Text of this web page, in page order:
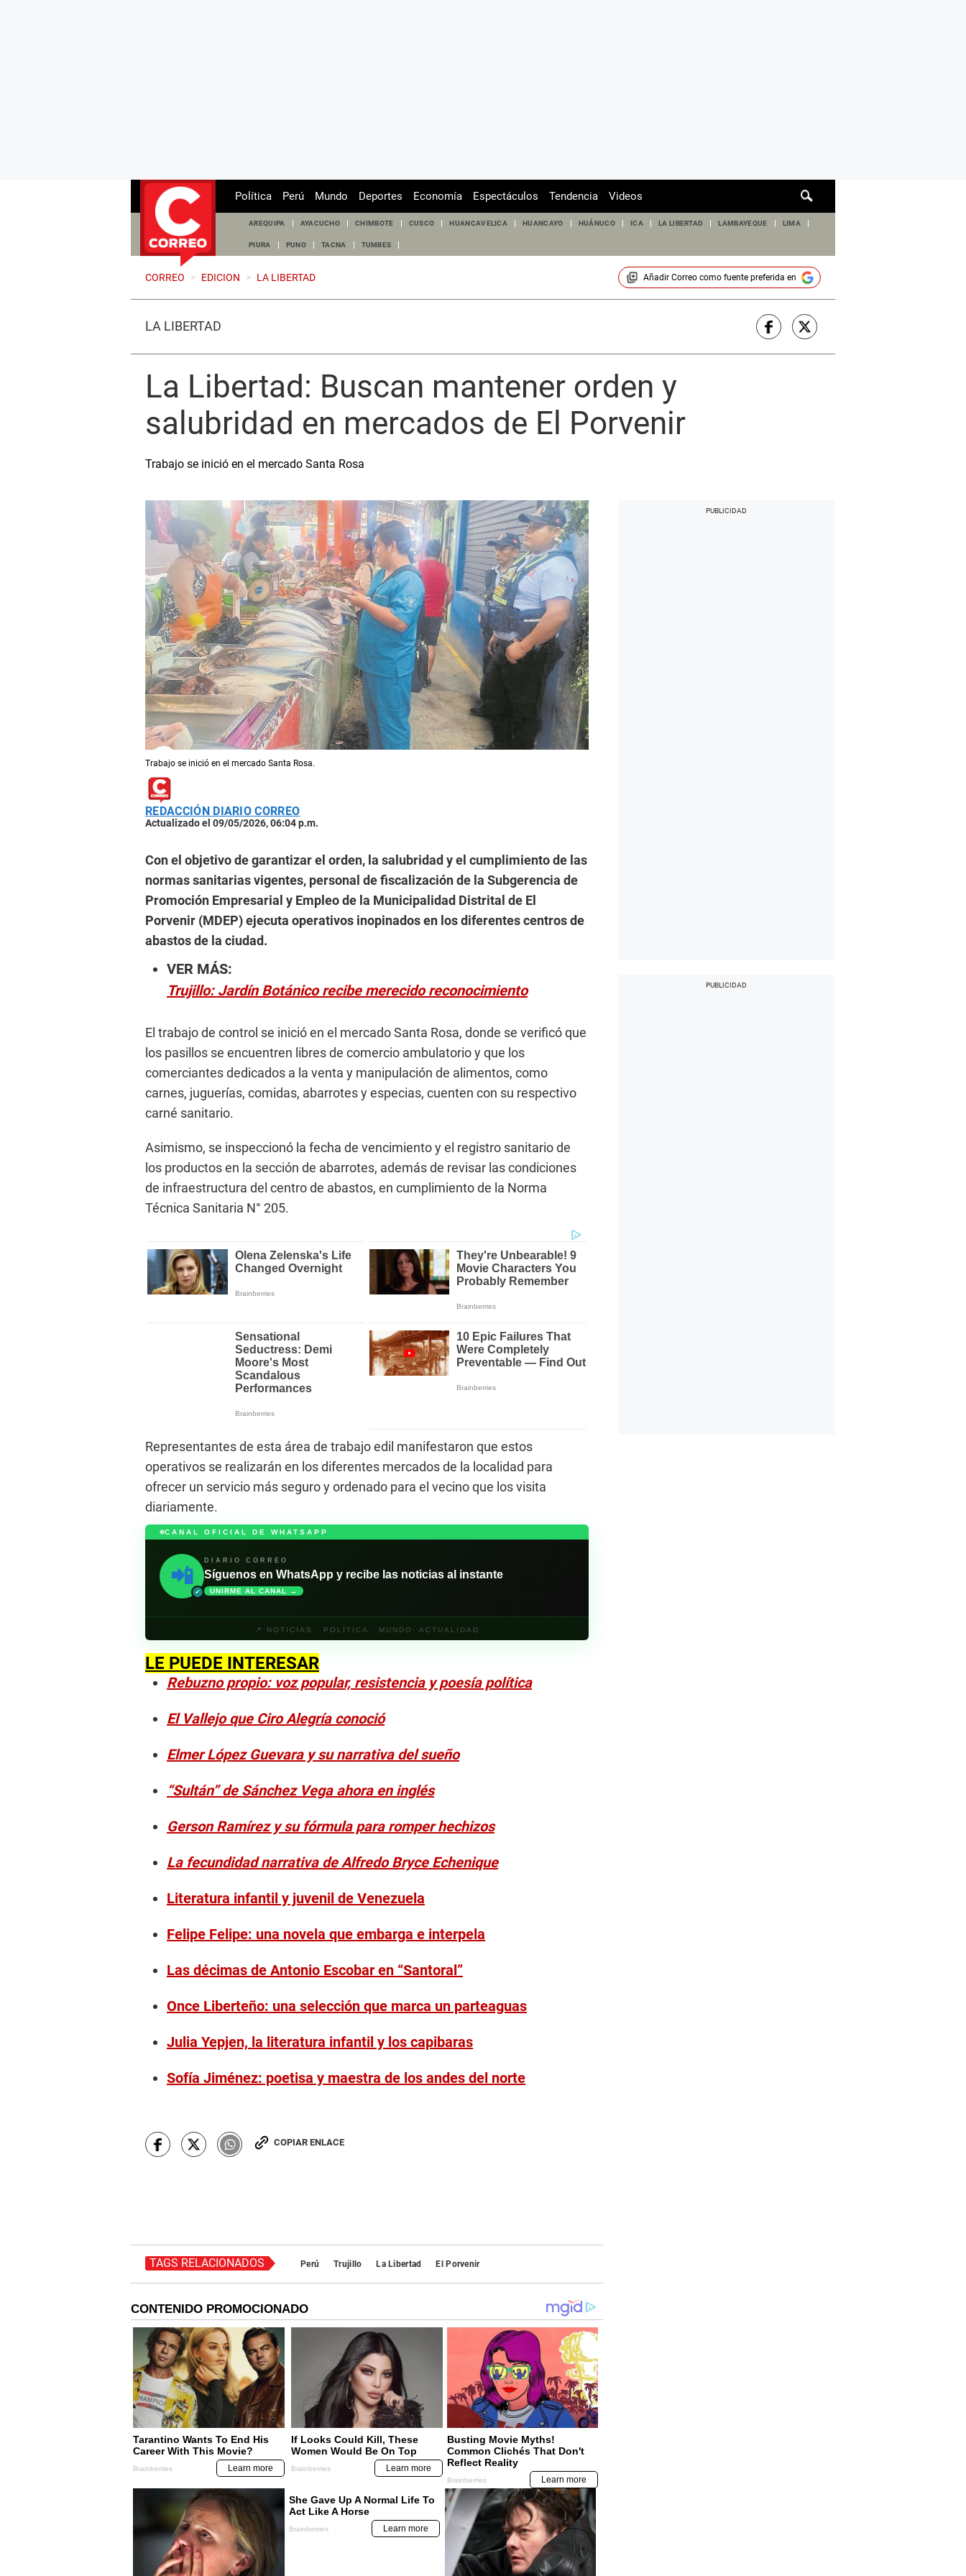
de
Política Perú Mundo Deportes Economía Espectáculos Tendencia Videos
AREQUIPA AYACUCHO CHIMBOTE CUSCO HUANCAVELICA HUANCAYO HUÁNUCO ICA LA LIBERTAD LAMBAYEQUE LIMA
PIURA PUNO TACNA TUMBES
CORREO > EDICION > LA LIBERTAD Añadir Correocomo fuente preferida en
LA LIBERTAD
La Libertad: Buscan mantener orden y
salubridad en mercados de El Porvenir
Trabajo se inició en el mercado Santa Rosa
Trabajo se inició en el mercado Santa Rosa.
REDACCIÓN DIARIO CORREO
Actualizado el 09/05/2026, 06:04 p.m.
Con el objetivo de garantizar el orden, la salubridad y el cumplimiento de las
normas sanitarias vigentes, personal de fiscalización de la Subgerencia de
Promoción Empresarial y Empleo de la Municipalidad Distrital de El
Porvenir (MDEP) ejecuta operativos inopinados en los diferentes centros de
abastos de la ciudad.
VER MÁS:
Trujillo: Jardín Botánico recibe merecido reconocimiento
El trabajo de control se inició en el mercado Santa Rosa, donde se verificó que
los pasillos se encuentren libres de comercio ambulatorio y que los
comerciantes dedicados a la venta y manipulación de alimentos, como
carnes, juguerías, comidas, abarrotes y especias, cuenten con su respectivo
carné sanitario.
Asimismo, se inspeccionó la fecha de vencimiento y el registro sanitario de
los productos en la sección de abarrotes, además de revisar las condiciones
de infraestructura del centro de abastos, en cumplimiento de la Norma
Técnica Sanitaria N° 205.
Representantes de esta área de trabajo edil manifestaron que estos
operativos se realizarán en los diferentes mercados de la localidad para
ofrecer un servicio más seguro y ordenado para el vecino que los visita
diariamente.
CANAL OFICIAL DE WHATSAPP
📲
✓
DIARIO CORREO
Síguenos en WhatsApp y recibe las noticias al instante
UNIRME AL CANAL →
📍 NOTICIAS · POLÍTICA · MUNDO· ACTUALIDAD
LE PUEDE INTERESAR
Rebuzno propio: voz popular, resistencia y poesía política
El Vallejo que Ciro Alegría conoció
Elmer López Guevara y su narrativa del sueño
“Sultán” de Sánchez Vega ahora en inglés
Gerson Ramírez y su fórmula para romper hechizos
La fecundidad narrativa de Alfredo Bryce Echenique
Literatura infantil y juvenil de Venezuela
Felipe Felipe: una novela que embarga e interpela
Las décimas de Antonio Escobar en “Santoral”
Once Liberteño: una selección que marca un parteaguas
Julia Yepjen, la literatura infantil y los capibaras
Sofía Jiménez: poetisa y maestra de los andes del norte
COPIAR ENLACE
TAGS RELACIONADOS Perú Trujillo La Libertad El Porvenir